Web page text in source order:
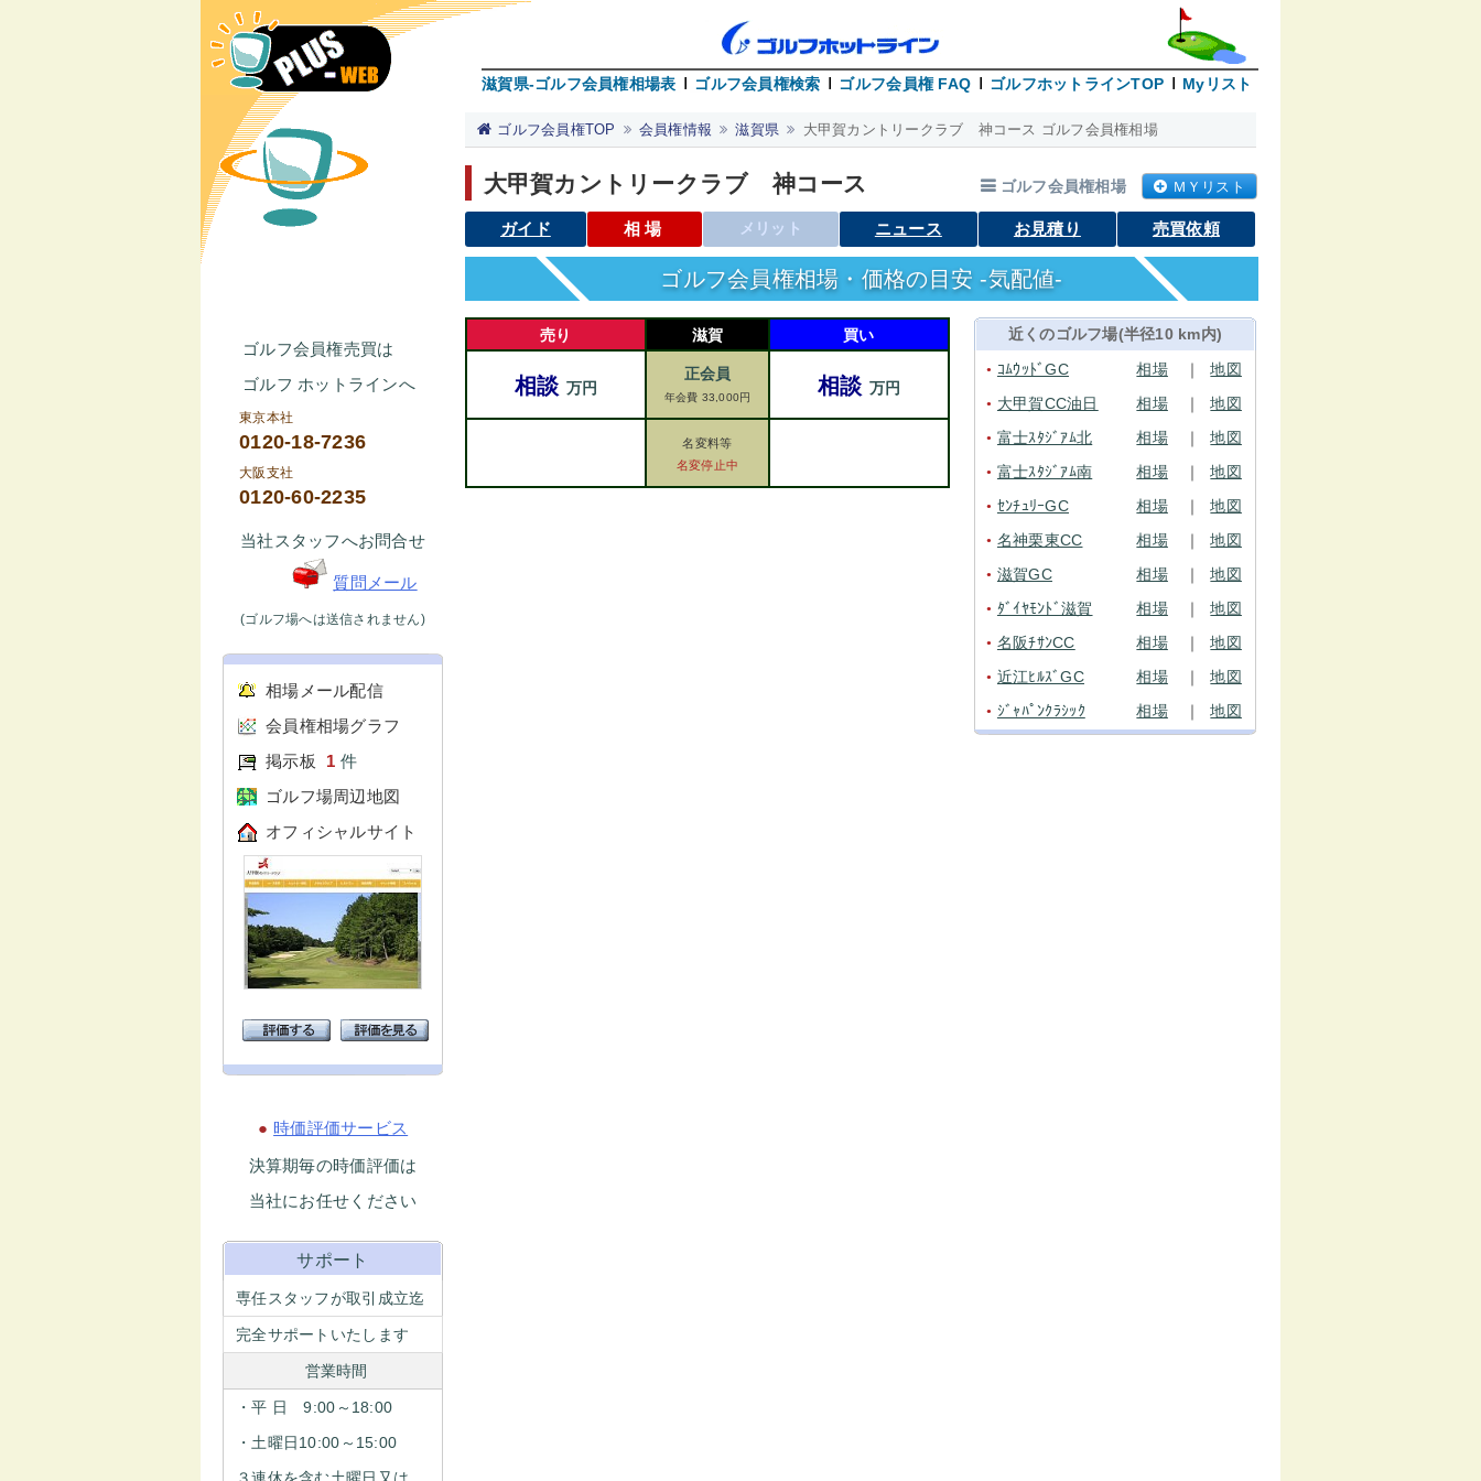
滋賀県-ゴルフ会員権相場表 ゴルフ会員権検索 ゴルフ会員権 FAQ ゴルフホットラインTOP Myリスト
ゴルフ会員権売買は
ゴルフ ホットラインへ
東京本社
0120-18-7236
大阪支社
0120-60-2235
当社スタッフへお問合せ
質問メール
(ゴルフ場へは送信されません)
相場メール配信
会員権相場グラフ
掲示板
1 件
ゴルフ場周辺地図
オフィシャルサイト
● 時価評価サービス
決算期毎の時価評価は
当社にお任せください
サポート
専任スタッフが取引成立迄
完全サポートいたします
営業時間
・平 日 9:00～18:00
・土曜日10:00～15:00
ゴルフ会員権TOP 会員権情報 滋賀県 大甲賀カントリークラブ 神コース ゴルフ会員権相場
大甲賀カントリークラブ 神コース ゴルフ会員権相場 ＭＹリスト
ガイド 相場 メリット ニュース お見積り 売買依頼
ゴルフ会員権相場・価格の目安 -気配値-
売り
相談 万円
滋賀
正会員
年会費 33,000円
名変料等
名変停止中
買い
相談 万円
近くのゴルフ場(半径10 km内)
● ｺﾑｳｯﾄﾞGC 相場 ｜ 地図
● 大甲賀CC油日 相場 ｜ 地図
● 富士ｽﾀｼﾞｱﾑ北 相場 ｜ 地図
● 富士ｽﾀｼﾞｱﾑ南 相場 ｜ 地図
● ｾﾝﾁｭﾘｰGC 相場 ｜ 地図
● 名神栗東CC 相場 ｜ 地図
● 滋賀GC 相場 ｜ 地図
● ﾀﾞｲﾔﾓﾝﾄﾞ滋賀 相場 ｜ 地図
● 名阪ﾁｻﾝCC 相場 ｜ 地図
● 近江ﾋﾙｽﾞGC 相場 ｜ 地図
● ｼﾞｬﾊﾟﾝｸﾗｼｯｸ 相場 ｜ 地図